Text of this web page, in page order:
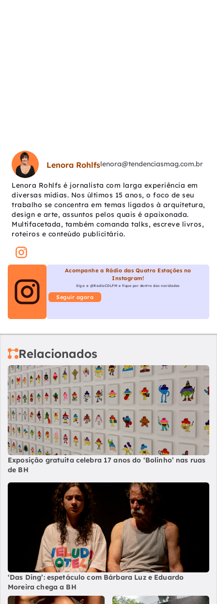
Lenora Rohlfslenora@tendenciasmag.com.br
Lenora Rohlfs é jornalista com larga experiência em
diversas mídias. Nos últimos 15 anos, o foco de seu
trabalho se concentra em temas ligados à arquitetura,
design e arte, assuntos pelos quais é apaixonada.
Multifacetada, também comanda talks, escreve livros,
roteiros e conteúdo publicitário.
Acompanhe a Rádio das Quatro Estações no
Instagram!
Siga a @RadioCDLFM e fique por dentro das novidades
Seguir agora
Relacionados
Exposição gratuita celebra 17 anos do ‘Bolinho’ nas ruas
de BH
‘Das Ding’: espetáculo com Bárbara Luz e Eduardo
Moreira chega a BH